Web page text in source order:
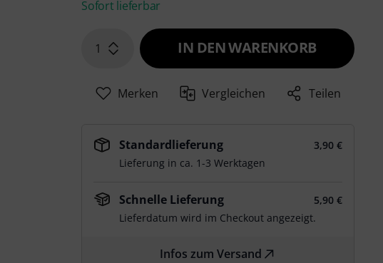
Sofort lieferbar
1 IN DEN WARENKORB
Merken Vergleichen Teilen
Standardlieferung
3,90 €
Lieferung in ca. 1-3 Werktagen
Schnelle Lieferung
5,90 €
Lieferdatum wird im Checkout angezeigt.
Infos zum Versand